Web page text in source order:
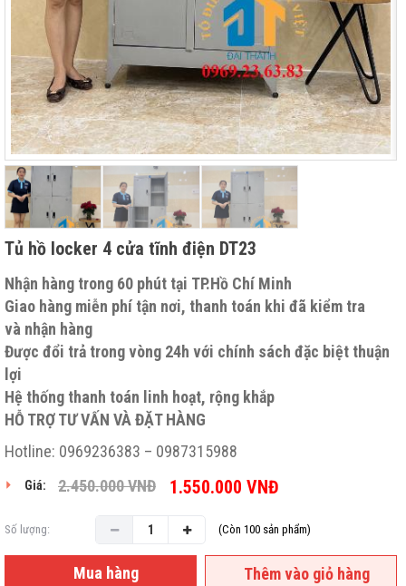
Tủ hồ locker 4 cửa tĩnh điện DT23
Nhận hàng trong 60 phút tại TP.Hồ Chí Minh
Giao hàng miễn phí tận nơi, thanh toán khi đã kiểm tra
và nhận hàng
Được đổi trả trong vòng 24h với chính sách đặc biệt thuận
lợi
Hệ thống thanh toán linh hoạt, rộng khắp
HỖ TRỢ TƯ VẤN VÀ ĐẶT HÀNG
Hotline: 0969236383 – 0987315988
Giá: 2.450.000VNĐ 1.550.000 VNĐ
Số lượng: (Còn 100 sản phẩm)
Mua hàng Thêm vào giỏ hàng